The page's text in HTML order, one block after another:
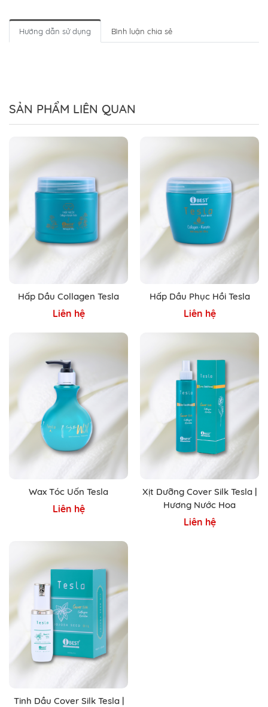
Hướng dẫn sử dụng Bình luận chia sẻ
SẢN PHẨM LIÊN QUAN
Hấp Dầu Collagen Tesla
Liên hệ
Hấp Dầu Phục Hồi Tesla
Liên hệ
Wax Tóc Uốn Tesla
Liên hệ
Xịt Dưỡng Cover Silk Tesla |
Hương Nước Hoa
Liên hệ
Tinh Dầu Cover Silk Tesla |